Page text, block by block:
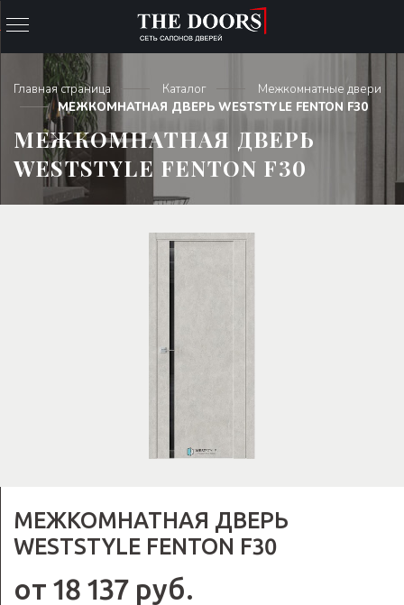
Главная страница Каталог
Межкомнатные двери
МЕЖКОМНАТНАЯ ДВЕРЬ WESTSTYLE FENTON F30
МЕЖКОМНАТНАЯ ДВЕРЬ
WESTSTYLE FENTON F30
МЕЖКОМНАТНАЯ ДВЕРЬ
WESTSTYLE FENTON F30
от 18 137 руб.